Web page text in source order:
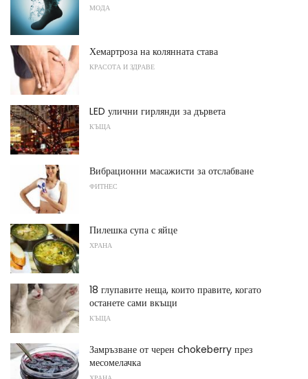
МОДА
Хемартроза на колянната става
КРАСОТА И ЗДРАВЕ
LED улични гирлянди за дървета
КЪЩА
Вибрационни масажисти за отслабване
ФИТНЕС
Пилешка супа с яйце
ХРАНА
18 глупавите неща, които правите, когато
останете сами вкъщи
КЪЩА
Замръзване от черен chokeberry през
месомелачка